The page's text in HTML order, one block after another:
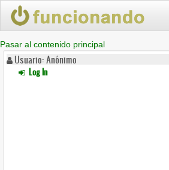
Pasar al contenido principal
Usuario: Anónimo
Log In